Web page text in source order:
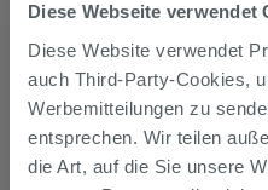
Diese Webseite verwendet
Diese Website verwendet
auch Third-Party-Cookies,
Werbemitteilungen zu
entsprechen. Wir teilen
die Art, auf die Sie unsere
Versand
Die Waren werden
Werktagen ab der
gebracht.